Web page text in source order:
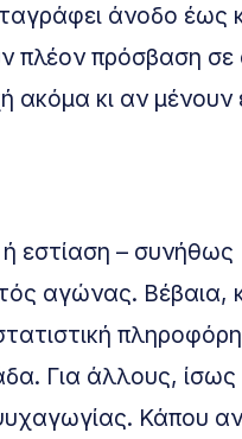
άνοδο έως
πλέον πρόσβαση σε
ακόμα κι αν μένουν
εστίαση – συνήθως
αγώνας. Βέβαια,
Για άλλους, ίσως
Κάπου